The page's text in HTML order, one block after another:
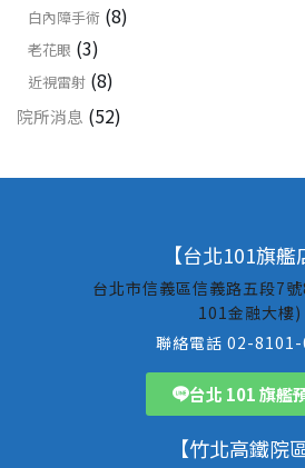
白內障手術 (8)
老花眼 (3)
近視雷射 (8)
院所消息 (52)
【台北101旗艦
台北市信義區信義路五段7
101金融大樓)
聯絡電話 02-
台北 101 旗艦
【竹北高鐵院區